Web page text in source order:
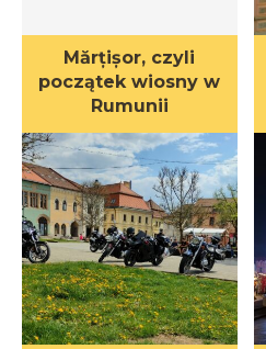
Mărțișor, czyli
początek wiosny w
Rumunii